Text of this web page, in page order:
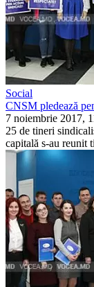
Social
CNSM pledează
7 noiembrie 2017,
25 de tineri
ca­pitală s-au reunit